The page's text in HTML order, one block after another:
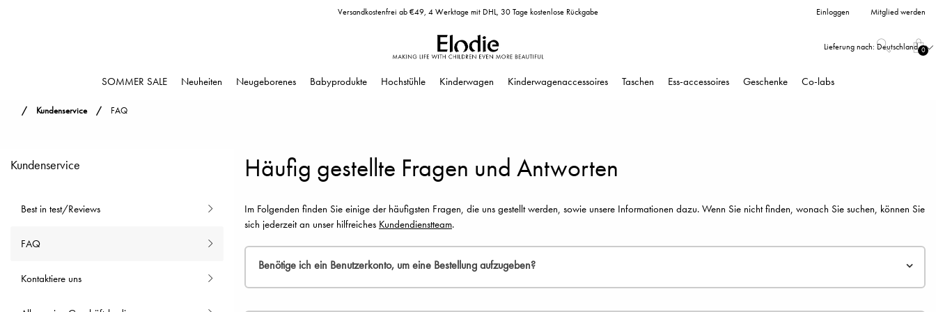
Versandkostenfrei ab €49, 4 Werktage mit DHL, 30 Tage kostenlose Rückgabe Einloggen Mitglied werden
Lieferung nach: Deutschland 0
SOMMER SALE Neuheiten Neugeborenes Babyprodukte Hochstühle Kinderwagen Kinderwagenaccessoires Taschen Ess-accessoires Geschenke Co-labs
Kundenservice FAQ
Kundenservice
Best in test/Reviews
FAQ
Kontaktiere uns
Häufig gestellte Fragen und Antworten
Im Folgenden finden Sie einige der häufigsten Fragen, die uns gestellt werden, sowie unsere Informationen dazu. Wenn Sie nicht finden, wonach Sie suchen, können Sie
sich jederzeit an unser hilfreiches Kundendienstteam.
Benötige ich ein Benutzerkonto, um eine Bestellung aufzugeben?
Nein, aber wir empfehlen Ihnen, eines zu erstellen. In Ihrem Konto erhalten Sie Zugang zu Ihren eigenen persönlichen Seiten, wo Sie den Status Ihrer Bestellungen